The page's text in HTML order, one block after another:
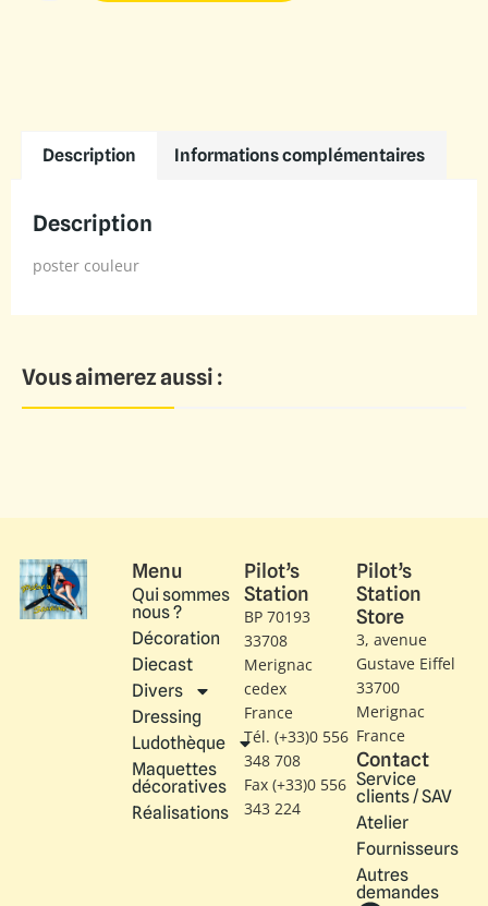
Description Informations complémentaires
Description
poster couleur
Vous aimerez aussi :
Menu
Qui sommes
nous ?
Décoration
Diecast
Divers
Dressing
Ludothèque
Maquettes
décoratives
Réalisations
Pilot’s
Station
BP 70193
33708
Merignac
cedex
France
Tél. (+33)0 556
348 708
Fax (+33)0 556
343 224
Pilot’s
Station
Store
3, avenue
Gustave Eiffel​
33700
Merignac
France
Contact
Service
clients / SAV
Atelier
Fournisseurs
Autres
demandes